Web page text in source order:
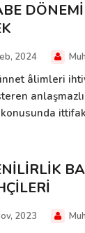
2024
âlimleri
2023